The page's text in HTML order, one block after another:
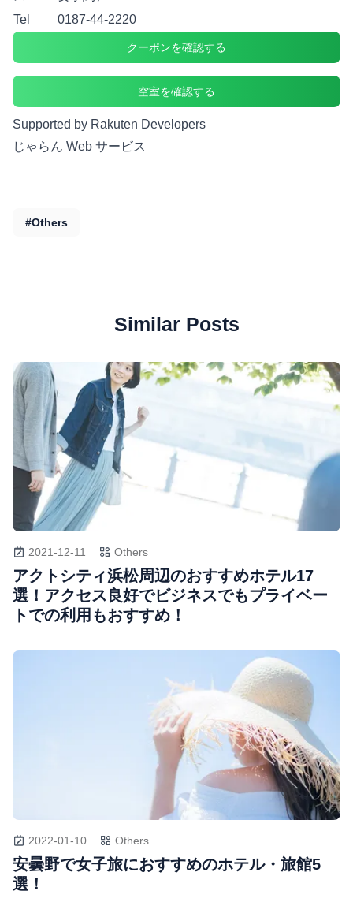
Tel
0187-44-2220
クーポンを確認する
空室を確認する
Supported by Rakuten Developers
じゃらん Web サービス
#Others
Similar Posts
2021-12-11 Others
アクトシティ浜松周辺のおすすめホテル17
選！アクセス良好でビジネスでもプライベー
トでの利用もおすすめ！
2022-01-10 Others
安曇野で女子旅におすすめのホテル・旅館5
選！